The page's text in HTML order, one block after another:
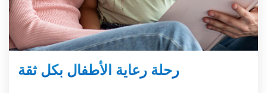
رحلة رعاية الأطفال بكل ثقة